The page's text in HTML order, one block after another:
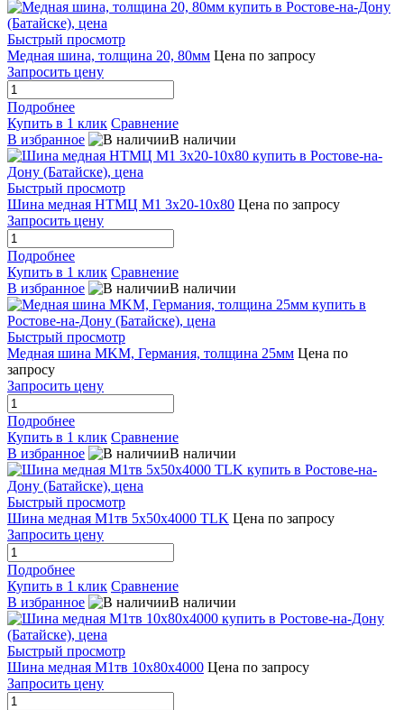
Быстрый просмотр
Медная шина, толщина 20, 80мм Цена по запросу
Запросить цену
Подробнее
Купить в 1 клик Сравнение
В избранное
В наличии
Быстрый просмотр
Шина медная НТМЦ М1 3х20-10х80 Цена по запросу
Запросить цену
Подробнее
Купить в 1 клик Сравнение
В избранное
В наличии
Быстрый просмотр
Медная шина MKM, Германия, толщина 25мм Цена по
запросу
Запросить цену
Подробнее
Купить в 1 клик Сравнение
В избранное
В наличии
Быстрый просмотр
Шина медная М1тв 5х50х4000 TLK Цена по запросу
Запросить цену
Подробнее
Купить в 1 клик Сравнение
В избранное
В наличии
Быстрый просмотр
Шина медная М1тв 10х80х4000 Цена по запросу
Запросить цену